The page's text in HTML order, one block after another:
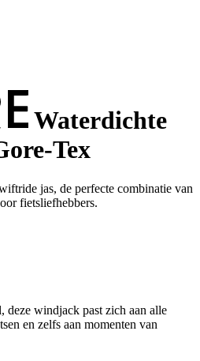
Waterdichte
Tex
jas, de perfecte combinatie van
fietsliefhebbers.
deze windjack past zich aan alle
en zelfs aan momenten van